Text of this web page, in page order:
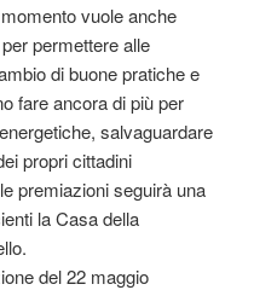
vuole anche
permettere alle
di buone pratiche e
fare ancora di più per
salvaguardare
propri cittadini
premiazioni seguirà una
la Casa della
del 22 maggio